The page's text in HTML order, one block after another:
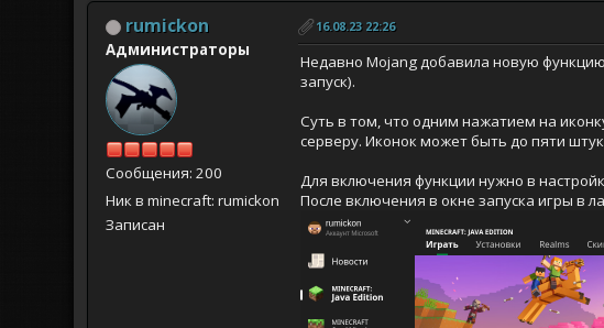
rumickon
Администраторы
Сообщения: 200
Ник в minecraft: rumickon
Записан
16.08.23 22:26
Недавно Mojang добавила новую
запуск).
Суть в том, что одним нажатием на
серверу. Иконок может быть до пяти
Для включения функции нужно в
После включения в окне запуска игры в